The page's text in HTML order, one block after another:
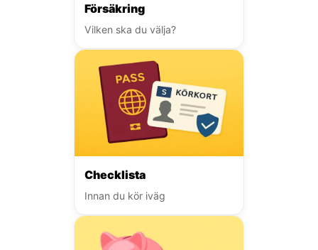
Försäkring
Vilken ska du välja?
Checklista
Innan du kör iväg